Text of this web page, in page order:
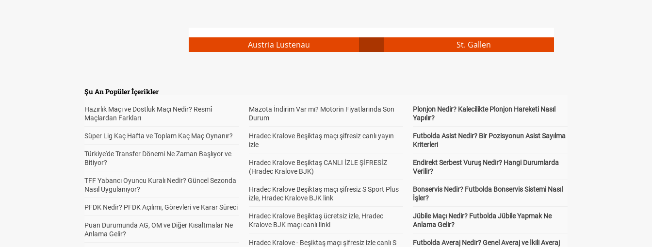
Austria Lustenau St. Gallen
Şu An Popüler İçerikler
Hazırlık Maçı ve Dostluk Maçı Nedir? Resmî
Maçlardan Farkları
Süper Lig Kaç Hafta ve Toplam Kaç Maç Oynanır?
Türkiye'de Transfer Dönemi Ne Zaman Başlıyor ve
Bitiyor?
TFF Yabancı Oyuncu Kuralı Nedir? Güncel Sezonda
Nasıl Uygulanıyor?
PFDK Nedir? PFDK Açılımı, Görevleri ve Karar Süreci
Puan Durumunda AG, OM ve Diğer Kısaltmalar Ne
Anlama Gelir?
Mazota İndirim Var mı? Motorin Fiyatlarında Son
Durum
Hradec Kralove Beşiktaş maçı şifresiz canlı yayın
izle
Hradec Kralove Beşiktaş CANLI İZLE ŞİFRESİZ
(Hradec Kralove BJK)
Hradec Kralove Beşiktaş maçı şifresiz S Sport Plus
izle, Hradec Kralove BJK link
Hradec Kralove Beşiktaş ücretsiz izle, Hradec
Kralove BJK maçı canlı linki
Hradec Kralove - Beşiktaş maçı şifresiz izle canlı S
Plonjon Nedir? Kalecilikte Plonjon Hareketi Nasıl
Yapılır?
Futbolda Asist Nedir? Bir Pozisyonun Asist Sayılma
Kriterleri
Endirekt Serbest Vuruş Nedir? Hangi Durumlarda
Verilir?
Bonservis Nedir? Futbolda Bonservis Sistemi Nasıl
İşler?
Jübile Maçı Nedir? Futbolda Jübile Yapmak Ne
Anlama Gelir?
Futbolda Averaj Nedir? Genel Averaj ve İkili Averaj